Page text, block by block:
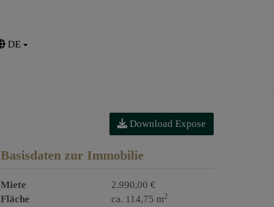
DE
Download Expose
Basisdaten zur Immobilie
Miete
2.990,00 €
Fläche
ca. 114,75 m2